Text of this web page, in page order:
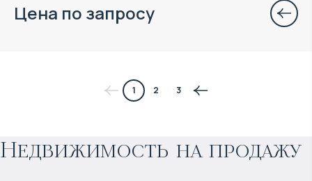
Цена по запросу
1 2 3
Недвижимость на продажу
6% годовых